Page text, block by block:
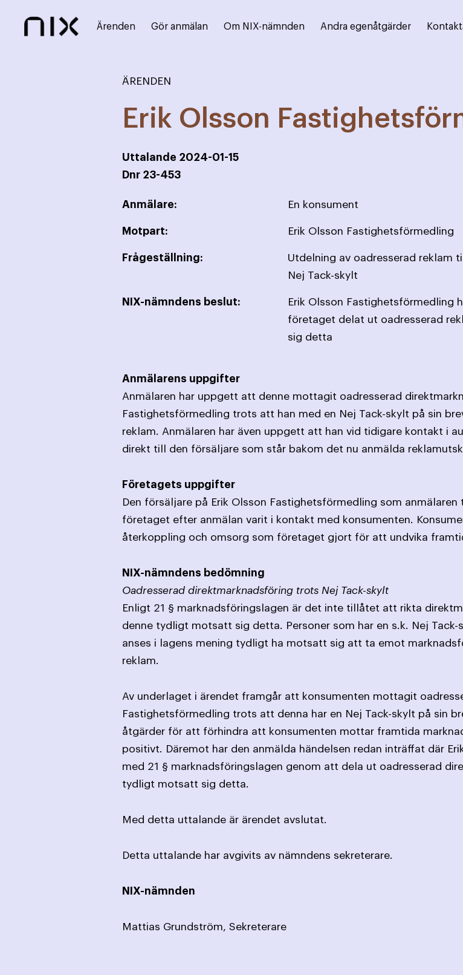
Ärenden Gör anmälan Om NIX-nämnden Andra egenåtgärder
ÄRENDEN
Erik Olsson
Uttalande 2024-01-15
Dnr 23-453
Anmälare: En konsument
Motpart: Erik Olsson Fastighetsförmedling
Frågeställning:
Utdelning av oadresserad reklam
Nej Tack-skylt
NIX-nämndens beslut:
Erik Olsson Fastighetsförmedling
företaget delat ut oadresserad
sig detta
Anmälarens uppgifter
Anmälaren har uppgett att denne mottagit oadresserad
Fastighetsförmedling trots att han med en Nej Tack-skylt på sin
reklam. Anmälaren har även uppgett att han vid tidigare kontakt i
direkt till den försäljare som står bakom det nu anmälda
Företagets uppgifter
Den försäljare på Erik Olsson Fastighetsförmedling som
företaget efter anmälan varit i kontakt med konsumenten.
återkoppling och omsorg som företaget gjort för att undvika
NIX-nämndens bedömning
Oadresserad direktmarknadsföring trots Nej Tack-skylt
Enligt 21 § marknadsföringslagen är det inte tillåtet att rikta
denne tydligt motsatt sig detta. Personer som har en s.k. Nej
anses i lagens mening tydligt ha motsatt sig att ta emot
reklam.
Av underlaget i ärendet framgår att konsumenten mottagit
Fastighetsförmedling trots att denna har en Nej Tack-skylt på sin
åtgärder för att förhindra att konsumenten mottar framtida
positivt. Däremot har den anmälda händelsen redan inträffat där
med 21 § marknadsföringslagen genom att dela ut oadresserad
tydligt motsatt sig detta.
Med detta uttalande är ärendet avslutat.
Detta uttalande har avgivits av nämndens sekreterare.
NIX-nämnden
Mattias Grundström, Sekreterare